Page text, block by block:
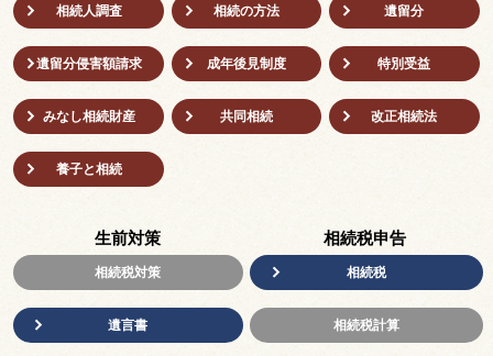
相続人調査 相続の方法 遺留分
遺留分侵害額請求 成年後⾒制度 特別受益
みなし相続財産 共同相続 改正相続法
養子と相続
生前対策
相続税対策
遺言書
相続税申告
相続税
相続税計算